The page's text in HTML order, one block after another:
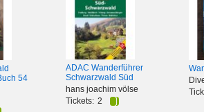
54
ADAC Wanderführer
Schwarzwald Süd
hans joachim völse
Tickets: 2